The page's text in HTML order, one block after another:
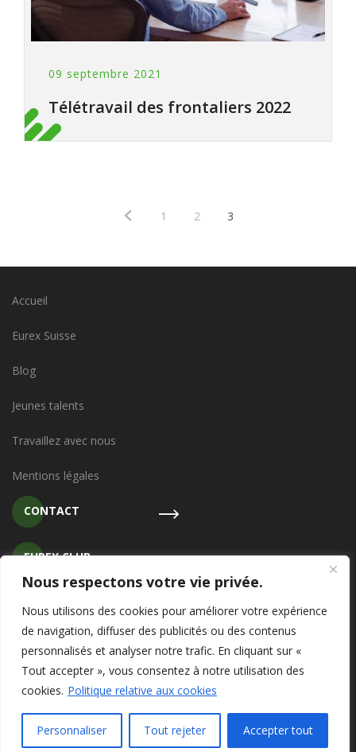
Nous respectons votre vie privée.
Nous utilisons des cookies pour améliorer votre expérience
de navigation, diffuser des publicités ou des contenus
personnalisés et analyser notre trafic. En cliquant sur «
Tout accepter », vous consentez à notre utilisation des
cookies. Politique relative aux cookies
Personnaliser Tout rejeter Accepter tout
09 septembre 2021
Télétravail des frontaliers 2022
1 2 3
Accueil
Eurex Suisse
Blog
Jeunes talents
Travaillez avec nous
Mentions légales
CONTACT
EUREX CLUB
SFAI INTERNATIONAL
© 2020 EUREX GROUPE | CGV
WEBSITE BYPROCAB STUDIO